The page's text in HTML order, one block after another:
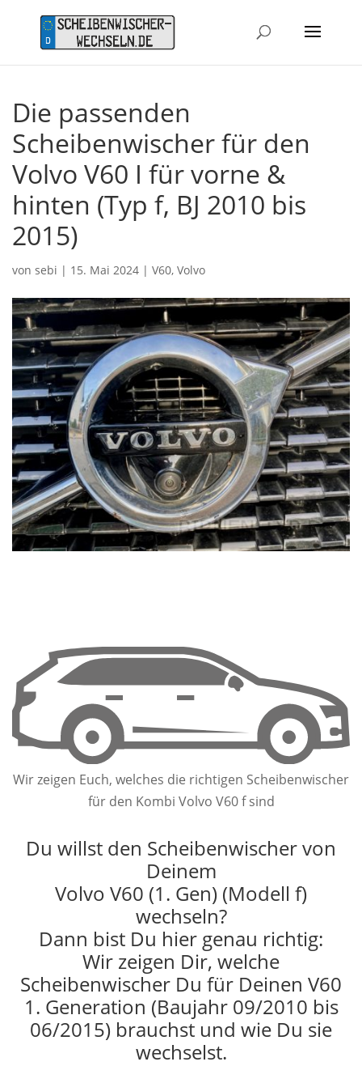
Die passenden
Scheibenwischer für den
Volvo V60 I für vorne &
hinten (Typ f, BJ 2010 bis
2015)
von sebi | 15. Mai 2024 | V60, Volvo
Wir zeigen Euch, welches die richtigen Scheibenwischer
für den Kombi Volvo V60 f sind
Du willst den Scheibenwischer von
Deinem
Volvo V60 (1. Gen) (Modell f)
wechseln?
Dann bist Du hier genau richtig:
Wir zeigen Dir, welche
Scheibenwischer Du für Deinen V60
1. Generation (Baujahr 09/2010 bis
06/2015) brauchst und wie Du sie
wechselst.